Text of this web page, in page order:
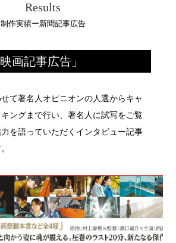
Results
制作実績ー新聞記事広告
画記事広告」
て著名人オピニオンの人選からキャ
ングまで行い、著名人に試写をご覧
を語っていただくインタビュー記事